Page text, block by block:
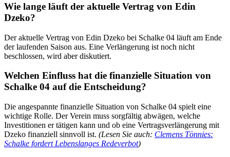
Wie lange läuft der aktuelle Vertrag von Edin
Dzeko?
Der aktuelle Vertrag von Edin Dzeko bei Schalke 04 läuft am Ende
der laufenden Saison aus. Eine Verlängerung ist noch nicht
beschlossen, wird aber diskutiert.
Welchen Einfluss hat die finanzielle Situation von
Schalke 04 auf die Entscheidung?
Die angespannte finanzielle Situation von Schalke 04 spielt eine
wichtige Rolle. Der Verein muss sorgfältig abwägen, welche
Investitionen er tätigen kann und ob eine Vertragsverlängerung mit
Dzeko finanziell sinnvoll ist. (Lesen Sie auch: Clemens Tönnies:
Schalke fordert Lebenslanges Redeverbot)